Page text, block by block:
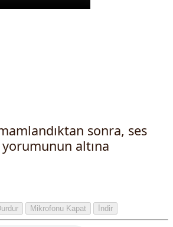
sonra, ses
altına
Mikrofonu Kapat İndir